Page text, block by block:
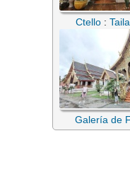
Ctello :
Galería de